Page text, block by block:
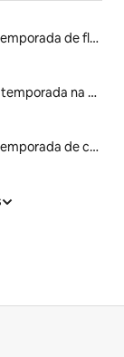
Aluguel por temporada de flats
Aluguéis por temporada na orla
Aluguel por temporada de casas de hóspedes